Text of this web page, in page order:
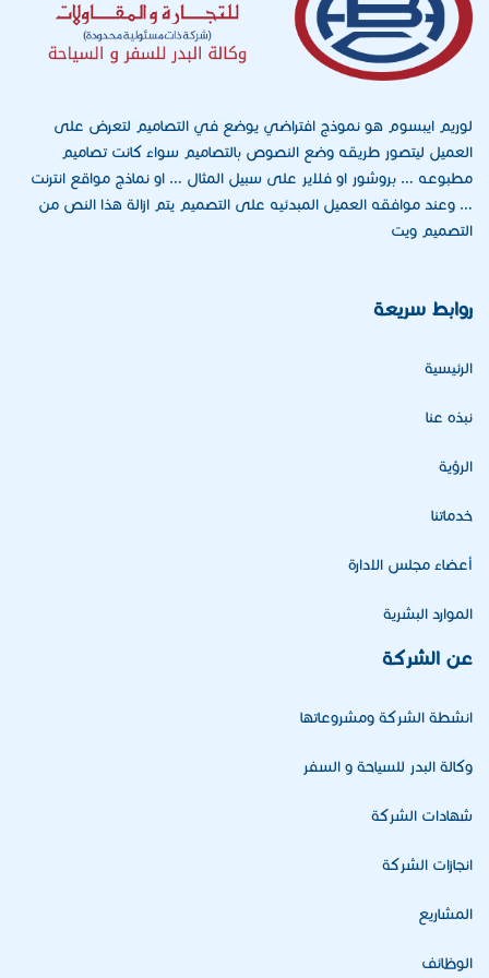
لوريم ايبسوم هو نموذج افتراضي يوضع في التصاميم لتعرض على
العميل ليتصور طريقه وضع النصوص بالتصاميم سواء كانت تصاميم
مطبوعه … بروشور او فلاير على سبيل المثال … او نماذج مواقع انترنت
… وعند موافقه العميل المبدئيه على التصميم يتم ازالة هذا النص من
التصميم ويت
روابط سريعة
الرئيسية
نبذه عنا
الرؤية
خدماتنا
أعضاء مجلس الادارة
الموارد البشرية
عن الشركة
انشطة الشركة ومشروعاتها
وكالة البدر للسياحة و السفر
شهادات الشركة
انجازات الشركة
المشاريع
الوظائف